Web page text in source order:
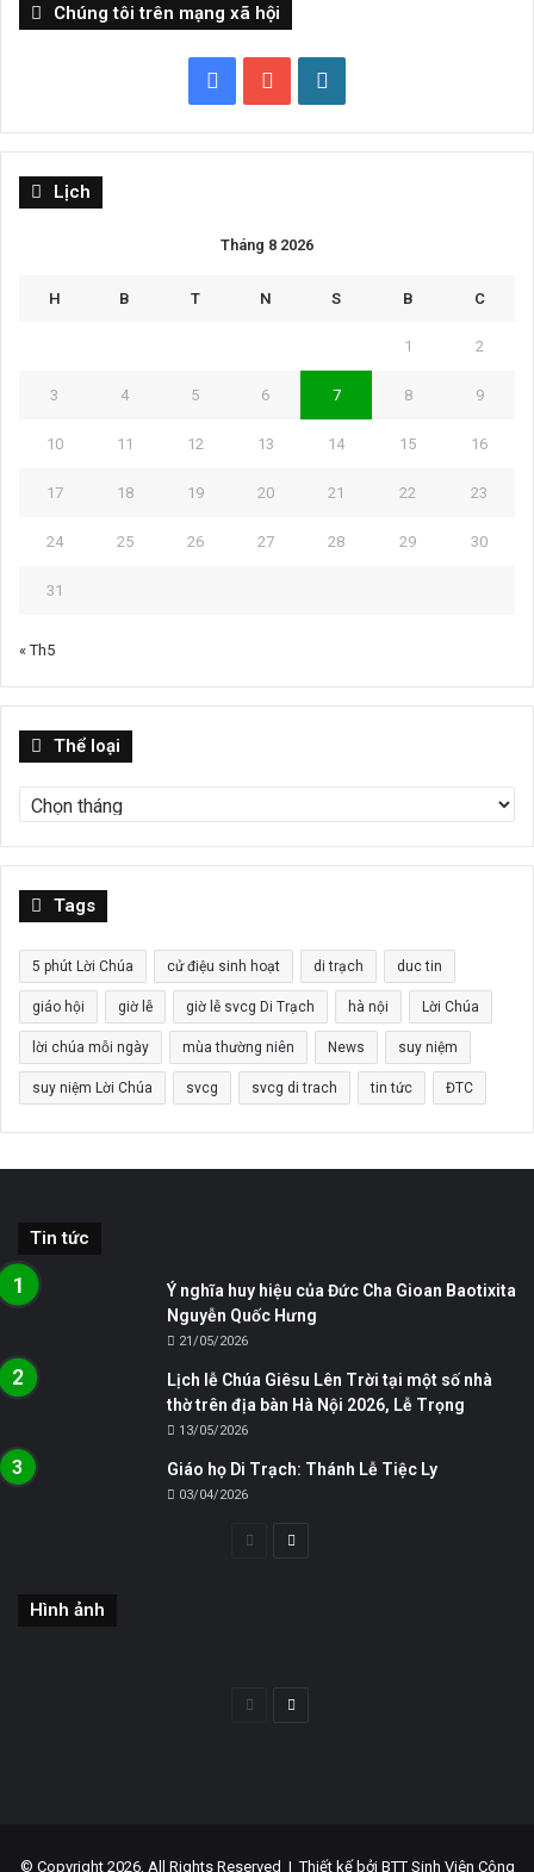
Chúng tôi trên mạng xã hội
FacebookYouTube
Lịch
Tháng 8 2026
H B T N S B C
1 2
3 4 5 6 7 8 9
10 11 12 13 14 15 16
17 18 19 20 21 22 23
24 25 26 27 28 29 30
31
« Th5
Thể loại
loại
Tags
5 phút Lời Chúa cử điệu sinh hoạt di trạch duc tin
giáo hội giờ lễ giờ lễ svcg Di Trạch hà nội Lời Chúa
lời chúa mỗi ngày mùa thường niên News suy niệm
suy niệm Lời Chúa svcg svcg di trach tin tức ĐTC
Tin tức
Ý nghĩa huy hiệu của Đức Cha Gioan Baotixita
Nguyễn Quốc Hưng
21/05/2026
Lịch lễ Chúa Giêsu Lên Trời tại một số nhà
thờ trên địa bàn Hà Nội 2026, Lễ Trọng
13/05/2026
Giáo họ Di Trạch: Thánh Lễ Tiệc Ly
03/04/2026
Trang Trang
Hình ảnh
Trang Trang
© Copyright 2026, All Rights Reserved |Thiết kế bởi BTT Sinh Viên Công